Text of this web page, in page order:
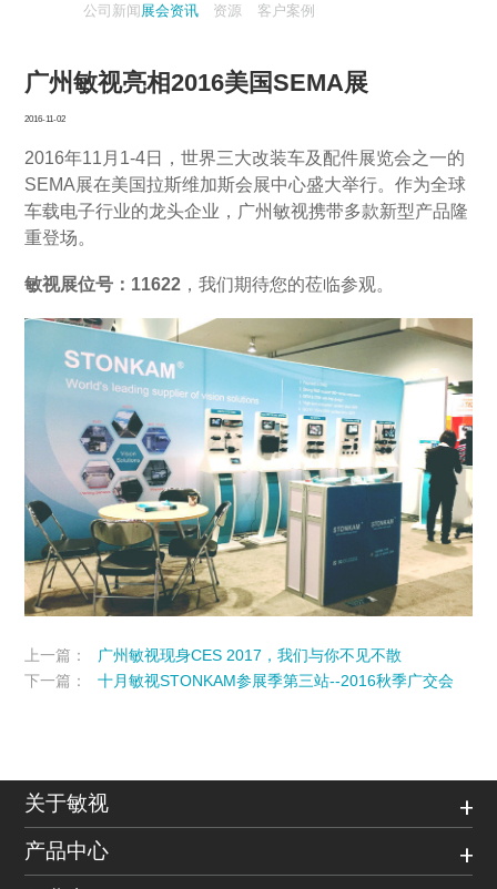
公司新闻 展会资讯 资源 客户案例
广州敏视亮相2016美国SEMA展
2016-11-02
2016年11月1-4日，世界三大改装车及配件展览会之一的
SEMA展在美国拉斯维加斯会展中心盛大举行。作为全球
车载电子行业的龙头企业，广州敏视携带多款新型产品隆
重登场。
敏视展位号：11622 ，我们期待您的莅临参观。
上一篇：
广州敏视现身CES 2017，我们与你不见不散
下一篇：
十月敏视STONKAM参展季第三站--2016秋季广交会
关于敏视
产品中心